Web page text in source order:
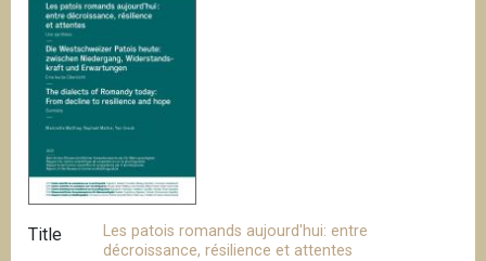
Title
Les patois romands aujourd'hui: entre
décroissance, résilience et attentes